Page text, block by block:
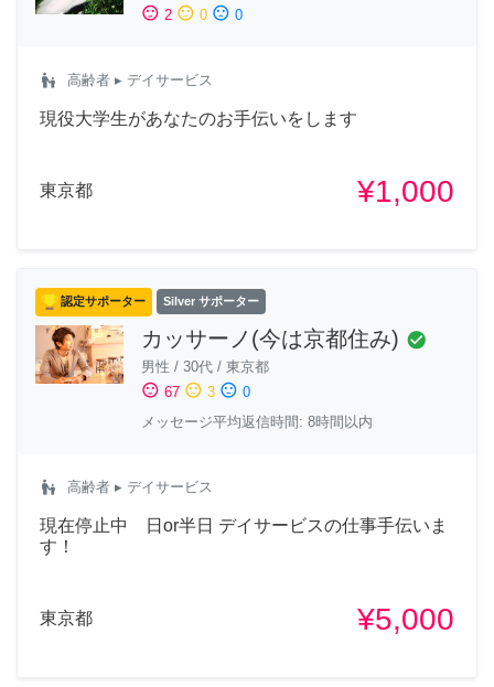
sentiment_satisfied 2 sentiment_neutral 0 sentiment_dissatisfied 0
escalator_warning 高齢者 ▸ デイサービス
現役大学生があなたのお手伝いをします
東京都 ¥1,000
認定サポーター Silver サポーター
カッサーノ(今は京都住み) check_circle
男性 / 30代 / 東京都
sentiment_satisfied 67 sentiment_neutral 3 sentiment_dissatisfied 0
メッセージ平均返信時間: 8時間以内
escalator_warning 高齢者 ▸ デイサービス
現在停止中 日or半日 デイサービスの仕事手伝いま
す！
東京都 ¥5,000